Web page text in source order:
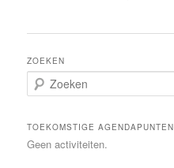
ZOEKEN
o
k
e
TOEKOMSTIGE AGENDAPUNTEN
Geen activiteiten.